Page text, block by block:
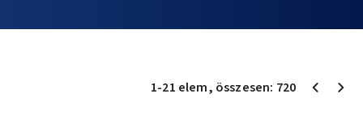
1-21 elem, összesen: 720